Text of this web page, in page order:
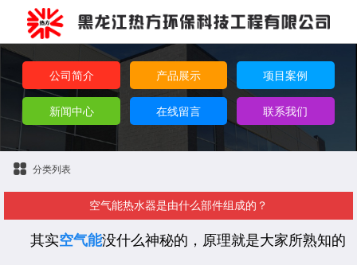
公司简介 产品展示 项目案例
新闻中心 在线留言 联系我们
分类列表
空气能热水器是由什么部件组成的？
其实空气能没什么神秘的，原理就是大家所熟知的